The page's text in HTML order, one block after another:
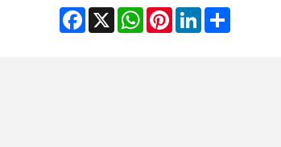
Facebook
X WhatsAppPinterestLinkedIn